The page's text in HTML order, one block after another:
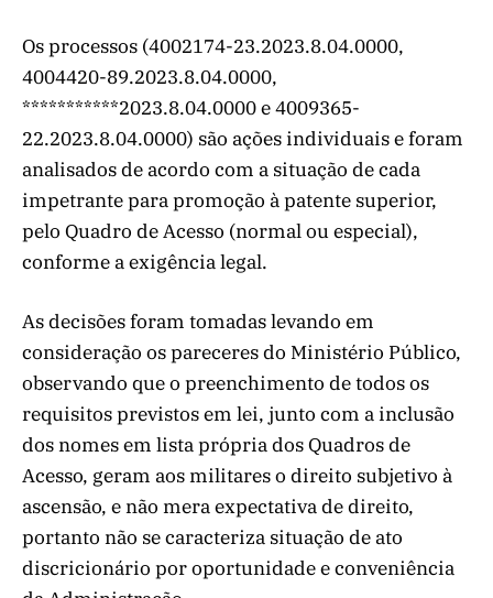
Os processos (4002174-23.2023.8.04.0000,
4004420-89.2023.8.04.0000,
***********2023.8.04.0000 e 4009365-
22.2023.8.04.0000) são ações individuais e foram
analisados de acordo com a situação de cada
impetrante para promoção à patente superior,
pelo Quadro de Acesso (normal ou especial),
conforme a exigência legal.
As decisões foram tomadas levando em
consideração os pareceres do Ministério Público,
observando que o preenchimento de todos os
requisitos previstos em lei, junto com a inclusão
dos nomes em lista própria dos Quadros de
Acesso, geram aos militares o direito subjetivo à
ascensão, e não mera expectativa de direito,
portanto não se caracteriza situação de ato
discricionário por oportunidade e conveniência